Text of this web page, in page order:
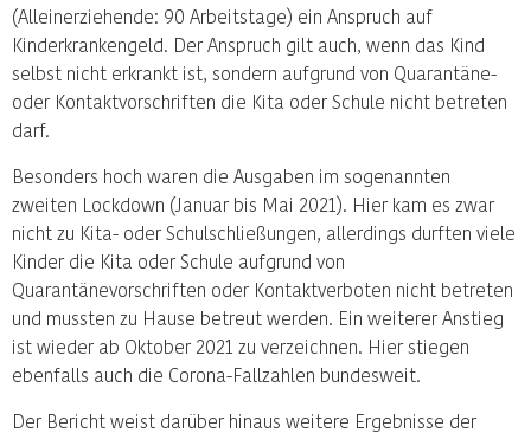
(Alleinerziehende: 90 Arbeitstage) ein Anspruch auf
Kinderkrankengeld. Der Anspruch gilt auch, wenn das Kind
selbst nicht erkrankt ist, sondern aufgrund von Quarantäne-
oder Kontaktvorschriften die Kita oder Schule nicht betreten
darf.
Besonders hoch waren die Ausgaben im sogenannten
zweiten Lockdown (Januar bis Mai 2021). Hier kam es zwar
nicht zu Kita- oder Schulschließungen, allerdings durften viele
Kinder die Kita oder Schule aufgrund von
Quarantänevorschriften oder Kontaktverboten nicht betreten
und mussten zu Hause betreut werden. Ein weiterer Anstieg
ist wieder ab Oktober 2021 zu verzeichnen. Hier stiegen
ebenfalls auch die Corona-Fallzahlen bundesweit.
Der Bericht weist darüber hinaus weitere Ergebnisse der